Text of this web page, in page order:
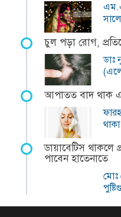
চুল পড়া রোগ,
ডাঃ
আপাতত বাদ থাক
ডায়াবেটিস
পাবেন হাতেনাতে